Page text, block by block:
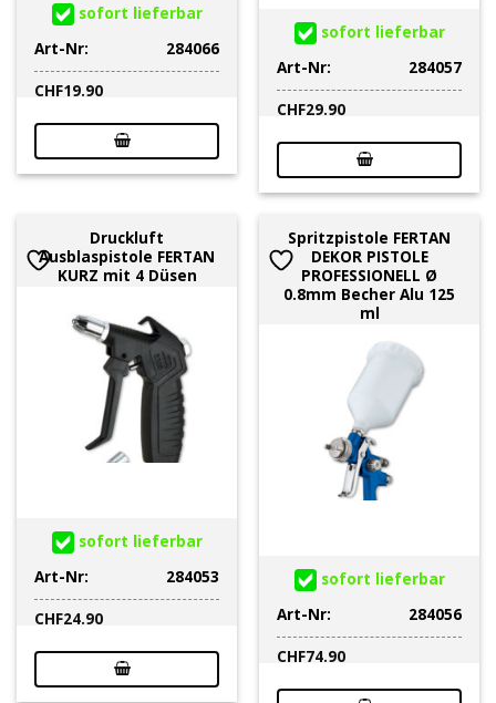
sofort lieferbar
Art-Nr:
284066
CHF19.90
sofort lieferbar
Art-Nr:
284057
CHF29.90
Druckluft
Ausblaspistole FERTAN
KURZ mit 4 Düsen
sofort lieferbar
Art-Nr:
284053
CHF24.90
Spritzpistole FERTAN
DEKOR PISTOLE
PROFESSIONELL Ø
0.8mm Becher Alu 125
ml
sofort lieferbar
Art-Nr:
284056
CHF74.90